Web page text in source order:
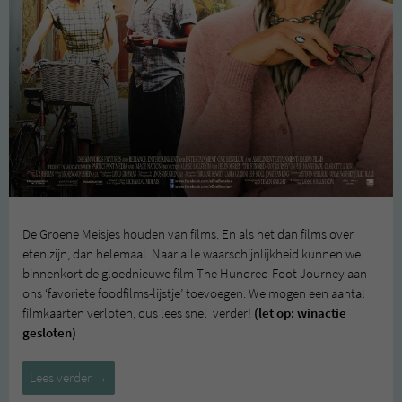
De Groene Meisjes houden van films. En als het dan films over
eten zijn, dan helemaal. Naar alle waarschijnlijkheid kunnen we
binnenkort de gloednieuwe film The Hundred-Foot Journey aan
ons ‘favoriete foodfilms-lijstje’ toevoegen. We mogen een aantal
filmkaarten verloten, dus lees snel verder! (let op: winactie
gesloten)
Lees verder The
Hundred-
→